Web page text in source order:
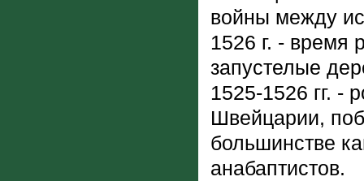
войны между
1526 г. - время
запустелые
1525-1526 гг. -
Швейцарии,
большинстве
анабаптистов.